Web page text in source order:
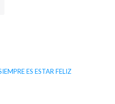
ES ESTAR FELIZ